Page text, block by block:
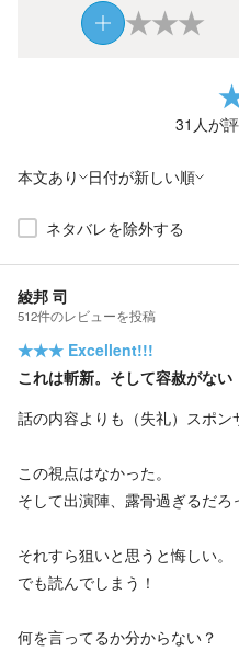
★★★
31 人が
本文あり 日付が新しい順
ネタバレを除外する
綾邦 司
512件のレビューを投稿
★★★ Excellent!!!
これは斬新。そして容赦がない
話の内容よりも（失礼）スポン
この視点はなかった。
そして出演陣、露骨過ぎるだろ
それすら狙いと思うと悔しい。
でも読んでしまう！
何を言ってるか分からない？